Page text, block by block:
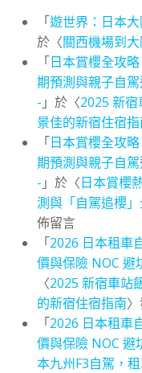
「遊世界：日本
於〈關西機場到
「日本賞櫻全攻
期預測與親子自
- 」於〈2025 新
景佳的新宿住宿指
「日本賞櫻全攻
期預測與親子自
- 」於〈日本賞櫻
測與「自駕追櫻
佈留言
「2026 日本租車
價與保險 NOC 避
〈2025 新宿車站
的新宿住宿指南
「2026 日本租車
價與保險 NOC 避
本九州F3自駕，